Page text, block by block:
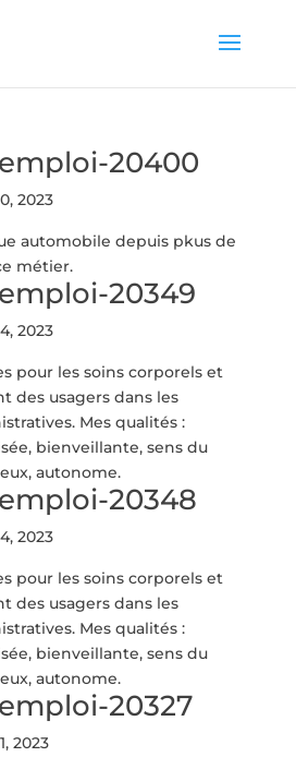
20400
2023
automobile depuis pkus de
métier.
20349
2023
pour les soins corporels et
des usagers dans les
Mes qualités :
bienveillante, sens du
autonome.
20348
2023
pour les soins corporels et
des usagers dans les
Mes qualités :
bienveillante, sens du
autonome.
20327
2023